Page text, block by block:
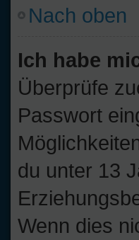
Nach oben
Ich habe
Überprüfe
Passwort
du unter 13
Wenn dies